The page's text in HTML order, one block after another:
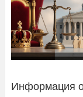
Информация